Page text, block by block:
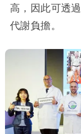
高，因此可透
代謝負擔。